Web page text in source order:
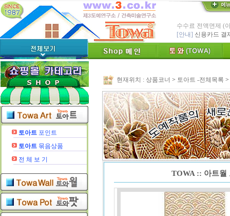
* Since : 1987 ~ 신
- 특허,의장,상표권
친환경 Bio
[브랜드 명]"토와"(
인테리어타일, 기
[알림]숨쉬는 조습
* TOWA 가상시공
- 토와 배치 디자인
* TOWA 회원가입
-토와, 첫구매시 배
수수료 전액면제 (
[안내]신용카드 결
토아트 포인트
토아트 묶음상품
전 체 보 기
현재위치 : 상품코너 > 토아트 -전체목록 >
TOWA :: 아트